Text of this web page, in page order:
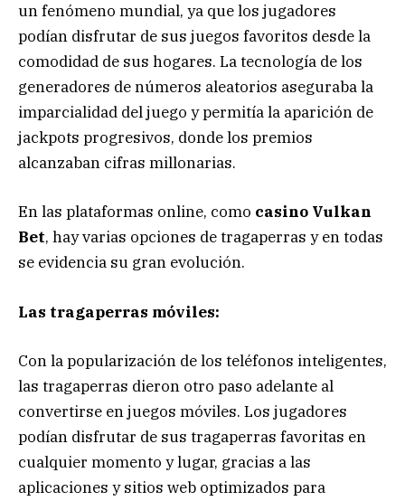
un fenómeno mundial, ya que los jugadores
podían disfrutar de sus juegos favoritos desde la
comodidad de sus hogares. La tecnología de los
generadores de números aleatorios aseguraba la
imparcialidad del juego y permitía la aparición de
jackpots progresivos, donde los premios
alcanzaban cifras millonarias.
En las plataformas online, como casino Vulkan
Bet, hay varias opciones de tragaperras y en todas
se evidencia su gran evolución.
Las tragaperras móviles:
Con la popularización de los teléfonos inteligentes,
las tragaperras dieron otro paso adelante al
convertirse en juegos móviles. Los jugadores
podían disfrutar de sus tragaperras favoritas en
cualquier momento y lugar, gracias a las
aplicaciones y sitios web optimizados para